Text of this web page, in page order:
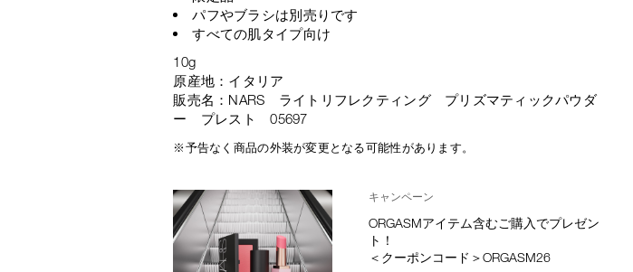
パフやブラシは別売りです
すべての肌タイプ向け
10g
原産地：イタリア
販売名：NARS ライトリフレクティング プリズマティックパウダ
ー プレスト 05697
※予告なく商品の外装が変更となる可能性があります。
キャンペーン
ORGASMアイテム含むご購入でプレゼン
ト！
＜クーポンコード＞ORGASM26